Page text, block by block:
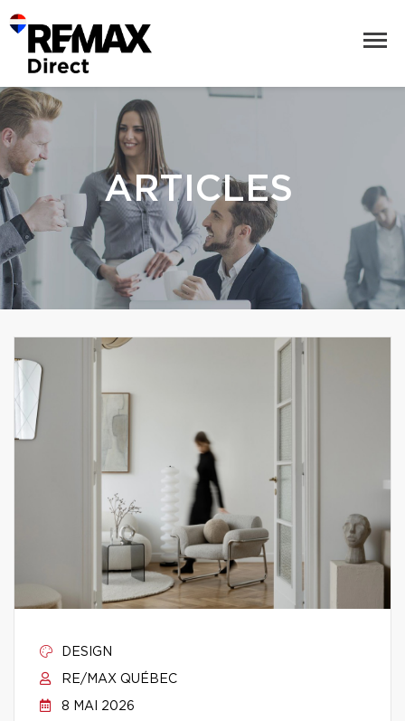
ARTICLES
DESIGN
RE/MAX QUÉBEC
8 MAI 2026